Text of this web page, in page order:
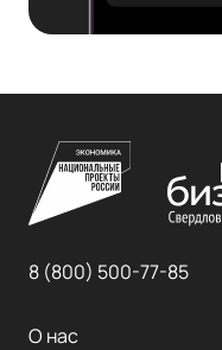
8 (800) 500-77-85
О нас